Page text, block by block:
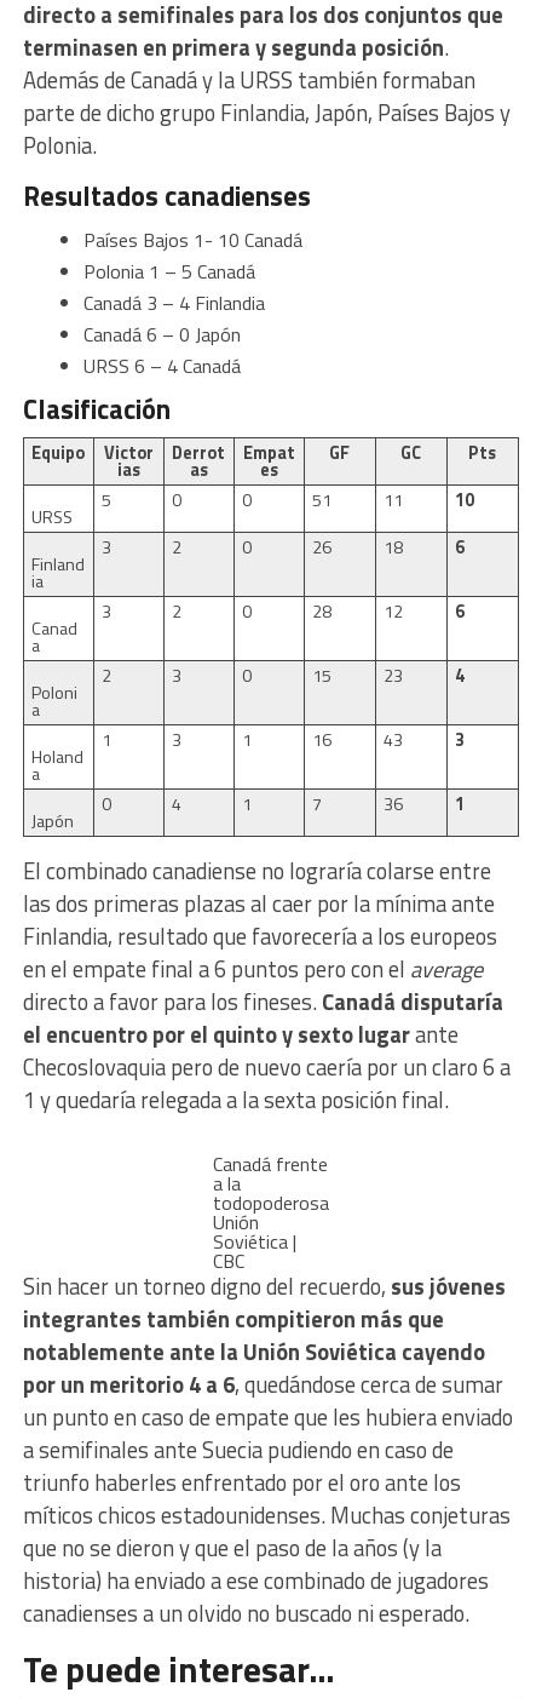
directo a semifinales para los dos conjuntos que
terminasen en primera y segunda posición.
Además de Canadá y la URSS también formaban
parte de dicho grupo Finlandia, Japón, Países Bajos y
Polonia.
Resultados canadienses
Países Bajos 1- 10 Canadá
Polonia 1 – 5 Canadá
Canadá 3 – 4 Finlandia
Canadá 6 – 0 Japón
URSS 6 – 4 Canadá
Clasificación
Equipo Victor
ias
Derrot
as
Empat
es
GF GC Pts
URSS
5 0 0 51 11 10
Finland
ia
3 2 0 26 18 6
Canad
a
3 2 0 28 12 6
Poloni
a
2 3 0 15 23 4
Holand
a
1 3 1 16 43 3
Japón
0 4 1 7 36 1
El combinado canadiense no lograría colarse entre
las dos primeras plazas al caer por la mínima ante
Finlandia, resultado que favorecería a los europeos
en el empate final a 6 puntos pero con el average
directo a favor para los fineses.Canadá disputaría
el encuentro por el quinto y sexto lugarante
Checoslovaquia pero de nuevo caería por un claro 6 a
1 y quedaría relegada a la sexta posición final.
Canadá frente
a la
todopoderosa
Unión
Soviética |
CBC
Sin hacer un torneo digno del recuerdo, sus jóvenes
integrantes también compitieron más que
notablemente ante la Unión Soviética cayendo
por un meritorio 4 a 6, quedándose cerca de sumar
un punto en caso de empate que les hubiera enviado
a semifinales ante Suecia pudiendo en caso de
triunfo haberles enfrentado por el oro ante los
míticos chicos estadounidenses. Muchas conjeturas
que no se dieron y que el paso de la años (y la
historia) ha enviado a ese combinado de jugadores
canadienses a un olvido no buscado ni esperado.
Te puede interesar…